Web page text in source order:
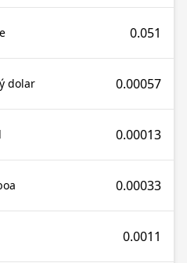
0.051
dolar 0.00057
0.00013
0.00033
0.0011